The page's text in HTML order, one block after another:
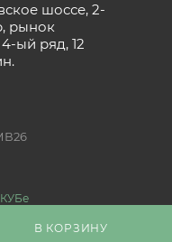
В КОРЗИНУ
шоссе, 2-
рынок
ый ряд, 12